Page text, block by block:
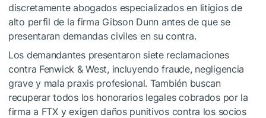
discretamente abogados especializados en litigios de
alto perfil de la firma Gibson Dunn antes de que se
presentaran demandas civiles en su contra.
Los demandantes presentaron siete reclamaciones
contra Fenwick & West, incluyendo fraude, negligencia
grave y mala praxis profesional. También buscan
recuperar todos los honorarios legales cobrados por la
firma a FTX y exigen daños punitivos contra los socios